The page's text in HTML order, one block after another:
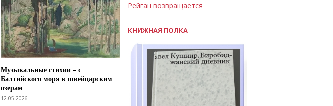
Музыкальные стихии – с
Балтийского моря к швейцарским
озерам
12.05.2026
Рейган возвращается
КНИЖНАЯ ПОЛКА